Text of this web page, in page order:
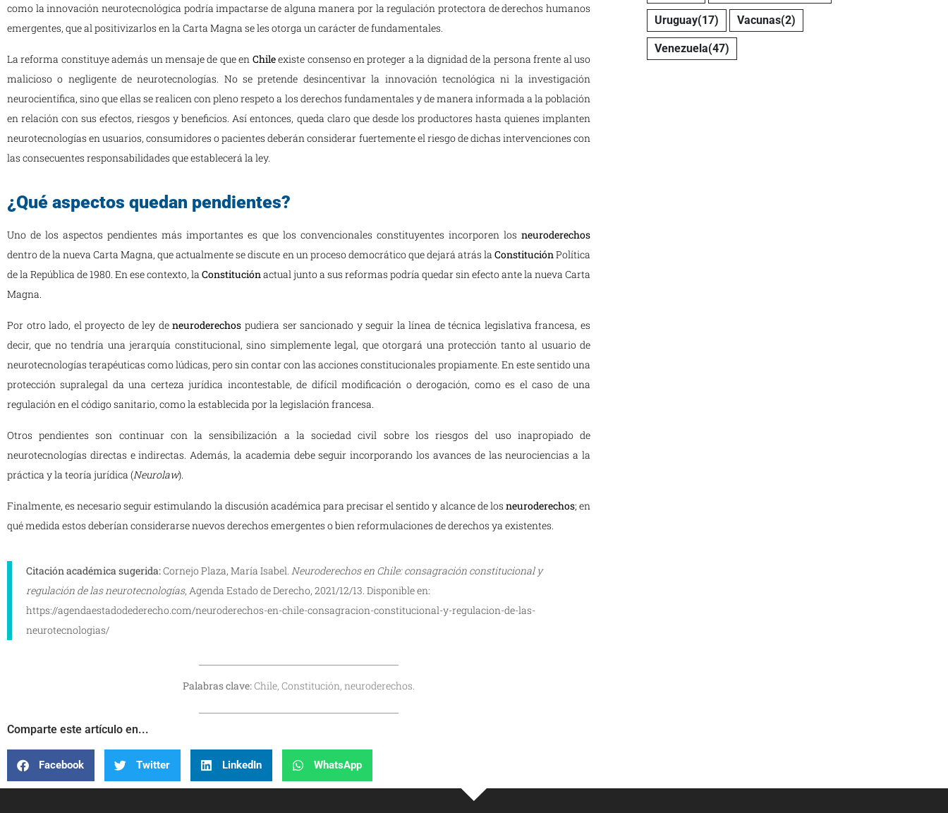
como la innovación neurotecnológica podría impactarse de alguna manera por la regulación protectora de derechos humanos
emergentes, que al positivizarlos en la Carta Magna se les otorga un carácter de fundamentales.
La reforma constituye además un mensaje de que en Chileexiste consenso en proteger a la dignidad de la persona frente al uso
malicioso o negligente de neurotecnologías. No se pretende desincentivar la innovación tecnológica ni la investigación
neurocientífica, sino que ellas se realicen con pleno respeto a los derechos fundamentales y de manera informada a la población
en relación con sus efectos, riesgos y beneficios. Así entonces, queda claro que desde los productores hasta quienes implanten
neurotecnologías en usuarios, consumidores o pacientes deberán considerar fuertemente el riesgo de dichas intervenciones con
las consecuentes responsabilidades que establecerá la ley.
¿Qué aspectos quedan pendientes?
Uno de los aspectos pendientes más importantes es que los convencionales constituyentes incorporen los neuroderechos
dentro de la nueva Carta Magna, que actualmente se discute en un proceso democrático que dejará atrás la Constitución Política
de la República de 1980. En ese contexto, la Constitución actual junto a sus reformas podría quedar sin efecto ante la nueva Carta
Magna.
Por otro lado, el proyecto de ley deneuroderechos pudiera ser sancionado y seguir la línea de técnica legislativa francesa, es
decir, que no tendría una jerarquía constitucional, sino simplemente legal, que otorgará una protección tanto al usuario de
neurotecnologías terapéuticas como lúdicas, pero sin contar con las acciones constitucionales propiamente. En este sentido una
protección supralegal da una certeza jurídica incontestable, de difícil modificación o derogación, como es el caso de una
regulación en el código sanitario, como la establecida por la legislación francesa.
Otros pendientes son continuar con la sensibilización a la sociedad civil sobre los riesgos del uso inapropiado de
neurotecnologías directas e indirectas. Además, la academia debe seguir incorporando los avances de las neurociencias a la
práctica y la teoría jurídica (Neurolaw).
Finalmente, es necesario seguir estimulando la discusión académica para precisar el sentido y alcance de los neuroderechos; en
qué medida estos deberían considerarse nuevos derechos emergentes o bien reformulaciones de derechos ya existentes.
Citación académica sugerida:Cornejo Plaza, María Isabel. Neuroderechos en Chile: consagración constitucional y
regulación de las neurotecnologías, Agenda Estado de Derecho, 2021/12/13. Disponible en:
https://agendaestadodederecho.com/neuroderechos-en-chile-consagracion-constitucional-y-regulacion-de-las-
neurotecnologias/
Palabras clave:Chile, Constitución, neuroderechos.
Comparte este artículo en...
Facebook Twitter LinkedIn WhatsApp
Uruguay(17) Vacunas(2)
Venezuela(47)